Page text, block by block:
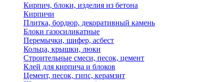
Кирпич, блоки, изделия из бетона
Кирпичи
Плитка, бордюр, декоративный камень
Блоки газосиликатные
Перемычки, шифер, асбест
Кольца, крышки, люки
Строительные смеси, песок, цемент
Клей для кирпича и блоков
Цемент, песок, гипс, керамзит